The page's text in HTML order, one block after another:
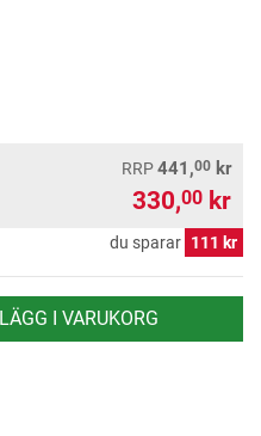
RRP441,00 kr
330,00 kr
du sparar 111 kr
LÄGG I VARUKORG